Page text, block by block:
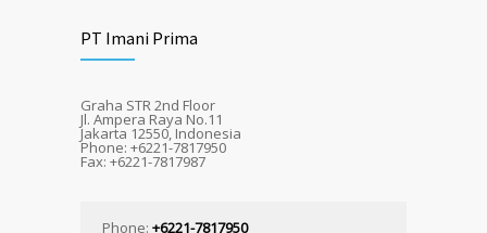
PT Imani Prima
Graha STR 2nd Floor
Jl. Ampera Raya No.11
Jakarta 12550, Indonesia
Phone: +6221-7817950
Fax: +6221-7817987
Phone: +6221-7817950